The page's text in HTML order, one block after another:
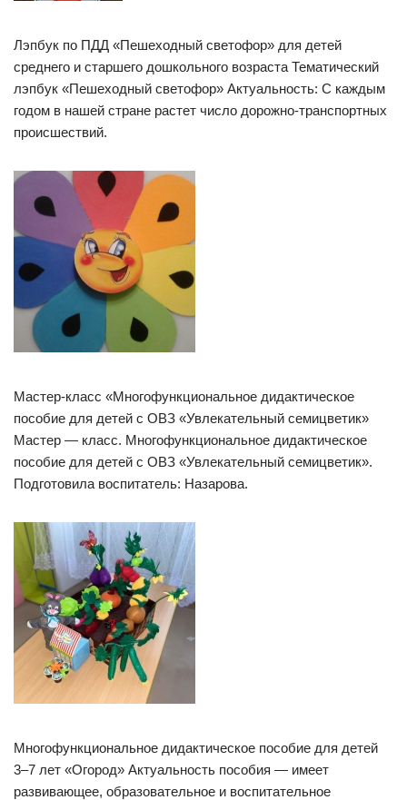
Лэпбук по ПДД «Пешеходный светофор» для детей
среднего и старшего дошкольного возраста Тематический
лэпбук «Пешеходный светофор» Актуальность: С каждым
годом в нашей стране растет число дорожно-транспортных
происшествий.
Мастер-класс «Многофункциональное дидактическое
пособие для детей с ОВЗ «Увлекательный семицветик»
Мастер — класс. Многофункциональное дидактическое
пособие для детей с ОВЗ «Увлекательный семицветик».
Подготовила воспитатель: Назарова.
Многофункциональное дидактическое пособие для детей
3–7 лет «Огород» Актуальность пособия — имеет
развивающее, образовательное и воспитательное